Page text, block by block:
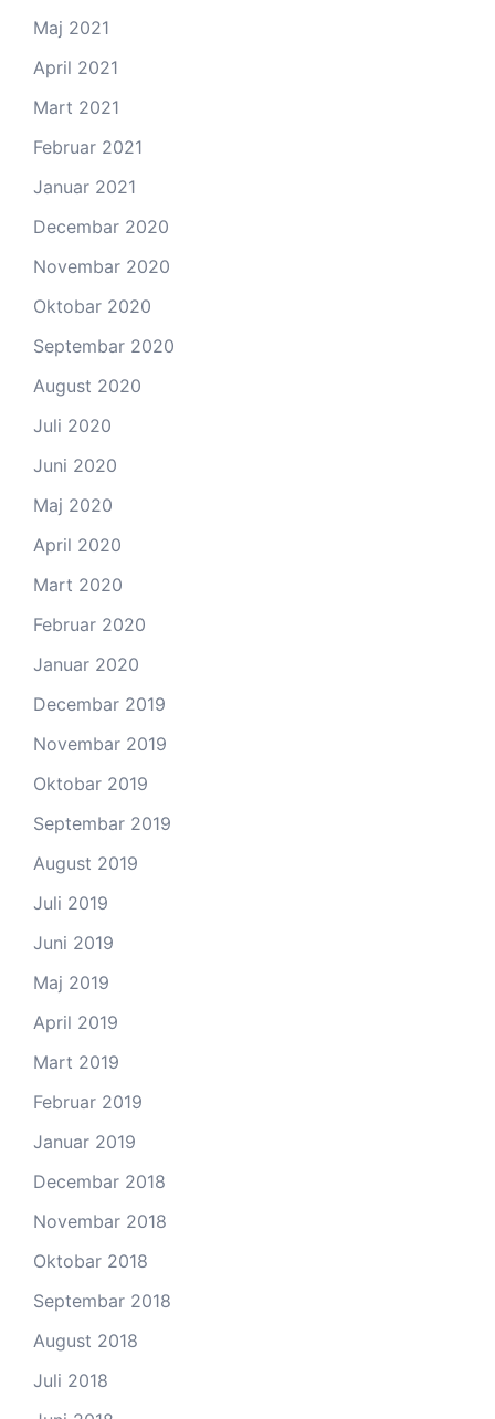
Maj 2021
April 2021
Mart 2021
Februar 2021
Januar 2021
Decembar 2020
Novembar 2020
Oktobar 2020
Septembar 2020
August 2020
Juli 2020
Juni 2020
Maj 2020
April 2020
Mart 2020
Februar 2020
Januar 2020
Decembar 2019
Novembar 2019
Oktobar 2019
Septembar 2019
August 2019
Juli 2019
Juni 2019
Maj 2019
April 2019
Mart 2019
Februar 2019
Januar 2019
Decembar 2018
Novembar 2018
Oktobar 2018
Septembar 2018
August 2018
Juli 2018